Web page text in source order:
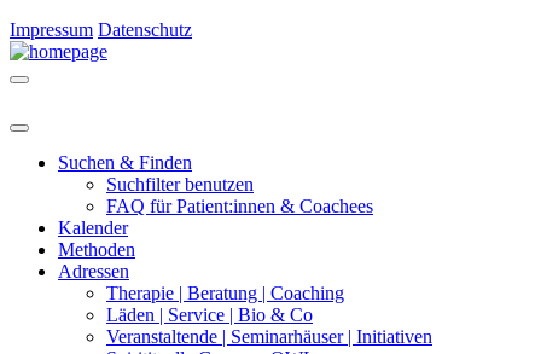
Impressum Datenschutz
Suchen & Finden
Suchfilter benutzen
FAQ für Patient:innen & Coachees
Kalender
Methoden
Adressen
Therapie | Beratung | Coaching
Läden | Service | Bio & Co
Veranstaltende | Seminarhäuser | Initiativen